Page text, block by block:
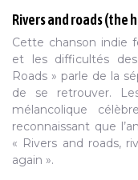
Rivers and roads (the
Cette chanson indie
et les difficultés
Roads » parle de la
de se retrouver.
mélancolique
reconnaissant que
« Rivers and roads,
again ».